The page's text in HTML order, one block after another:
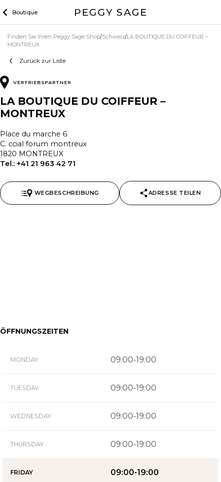
Inhalt
Boutique
Zurück zur Liste
Finden Sie Ihren Peggy Sage-Shop Schweiz LA BOUTIQUE DU COIFFEUR –
MONTREUX
VERTRIEBSPARTNER
LA BOUTIQUE DU COIFFEUR –
MONTREUX
Place du marche 6
C. ccial forum montreux
1820 MONTREUX
Tel.: +41 21 963 42 71
WEGBESCHREIBUNG ADRESSE TEILEN
ÖFFNUNGSZEITEN
MONDAY 09:00-19:00
TUESDAY 09:00-19:00
WEDNESDAY 09:00-19:00
THURSDAY 09:00-19:00
FRIDAY 09:00-19:00